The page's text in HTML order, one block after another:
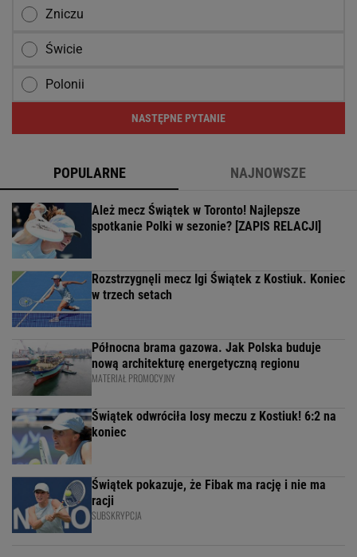
Zniczu
Świcie
Polonii
NASTĘPNE PYTANIE
POPULARNE NAJNOWSZE
Ależ mecz Świątek w Toronto! Najlepsze
spotkanie Polki w sezonie? [ZAPIS RELACJI]
Rozstrzygnęli mecz Igi Świątek z Kostiuk. Koniec
w trzech setach
Północna brama gazowa. Jak Polska buduje
nową architekturę energetyczną regionu
MATERIAŁ PROMOCYJNY
Świątek odwróciła losy meczu z Kostiuk! 6:2 na
koniec
Świątek pokazuje, że Fibak ma rację i nie ma
racji
SUBSKRYPCJA